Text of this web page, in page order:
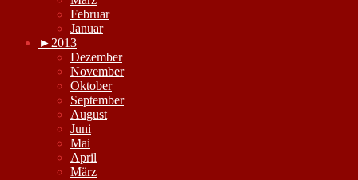
Februar
Januar
► 2013
Dezember
November
Oktober
September
August
Juni
Mai
April
März